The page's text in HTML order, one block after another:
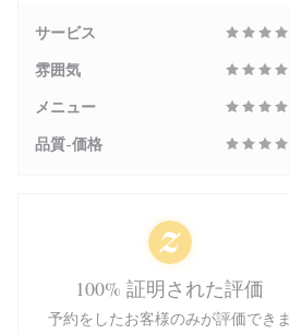
サービス
雰囲気
メニュー
品質-価格
100% 証明された評価
予約をしたお客様のみが評価できま